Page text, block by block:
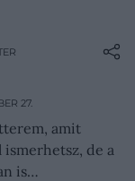
27.
amit
de a
is…